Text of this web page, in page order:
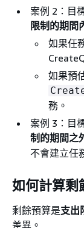
案例 2：目
限制的期間
如果任
如果預
務。
案例 3：目
制的期間之
不會建立任
如何計算剩
剩餘預算是支出
差異。